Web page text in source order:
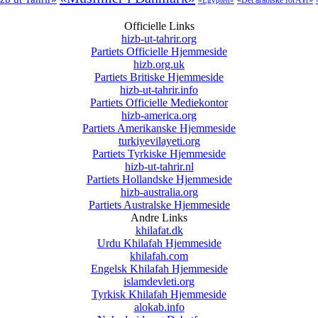
Officielle Links
hizb-ut-tahrir.org
Partiets Officielle Hjemmeside
hizb.org.uk
Partiets Britiske Hjemmeside
hizb-ut-tahrir.info
Partiets Officielle Mediekontor
hizb-america.org
Partiets Amerikanske Hjemmeside
turkiyevilayeti.org
Partiets Tyrkiske Hjemmeside
hizb-ut-tahrir.nl
Partiets Hollandske Hjemmeside
hizb-australia.org
Partiets Australske Hjemmeside
Andre Links
khilafat.dk
Urdu Khilafah Hjemmeside
khilafah.com
Engelsk Khilafah Hjemmeside
islamdevleti.org
Tyrkisk Khilafah Hjemmeside
alokab.info